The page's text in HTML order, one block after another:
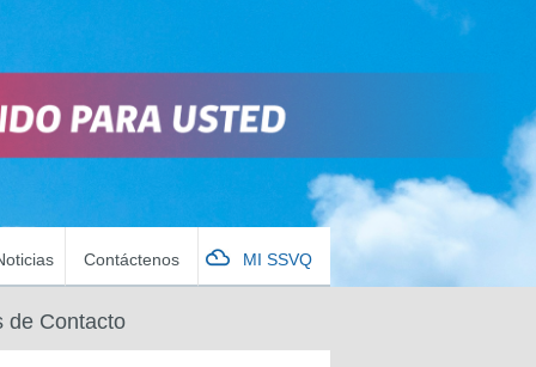
Contáctenos MI SSVQ
de Contacto